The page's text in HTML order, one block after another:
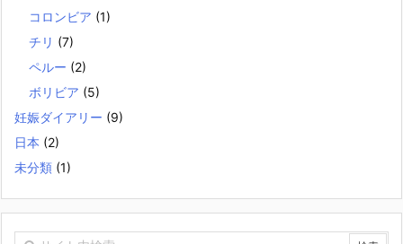
コロンビア (1)
チリ (7)
ペルー (2)
ボリビア (5)
妊娠ダイアリー (9)
日本 (2)
未分類 (1)